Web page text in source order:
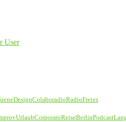
User
DesignColaboradioRadioFreies
UrlaubCorporateReiseBerlinPodcast